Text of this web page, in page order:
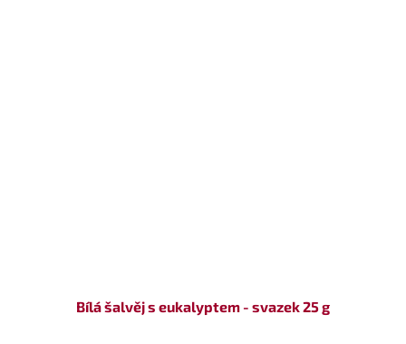
Bílá šalvěj s eukalyptem - svazek 25 g